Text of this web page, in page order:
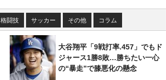
格闘技 サッカー その他 コラム
大谷翔平「9戦打率.457」でもド
ジャース1勝8敗…勝ちたい一心
の“暴走”で膝悪化の懸念